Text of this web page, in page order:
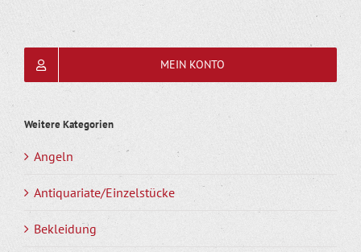
MEIN KONTO
Weitere Kategorien
Angeln
Antiquariate/Einzelstücke
Bekleidung